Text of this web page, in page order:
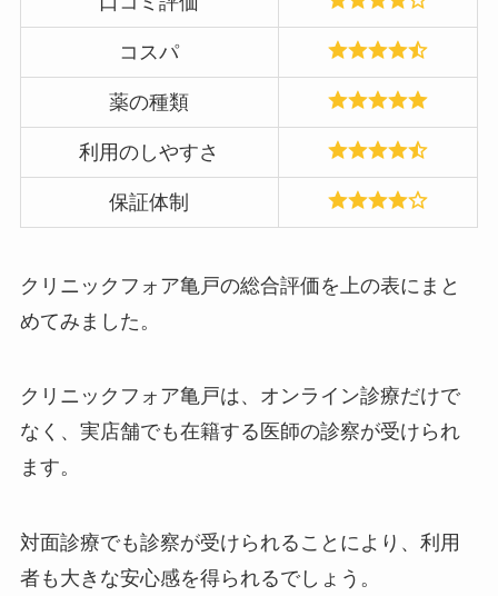
コスパ
薬の種類
利用のしやすさ
保証体制
クリニックフォア亀戸の総合評価を上の表にまと
めてみました。
クリニックフォア亀戸は、オンライン診療だけで
なく、実店舗でも在籍する医師の診察が受けられ
ます。
対面診療でも診察が受けられることにより、利用
者も大きな安心感を得られるでしょう。